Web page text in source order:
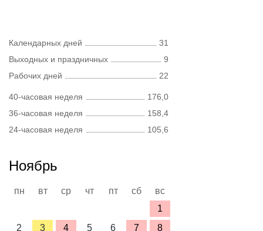
Календарных дней
31
Выходных и праздничных
9
Рабочих дней
22
40-часовая неделя
176,0
36-часовая неделя
158,4
24-часовая неделя
105,6
Ноябрь
пн вт ср чт пт сб
вс
1
2
3 4 5 6 7 8